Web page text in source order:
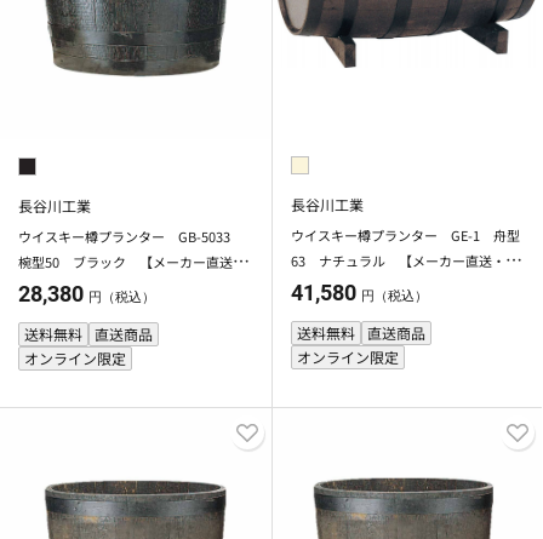
長谷川工業
ウイスキー樽プランター GB-5033
椀型50 ブラック 【メーカー直送・
代引不可】【北海道・沖縄・離島除
28,380 円（税込）
送料無料 直送商品
オンライン限定
長谷川工業
ウイスキー樽プランター GE-1 舟型
63 ナチュラル 【メーカー直送・代
引不可】【北海道・沖縄・離島除く】
41,580 円（税込）
送料無料
直送商品
オンライン限定